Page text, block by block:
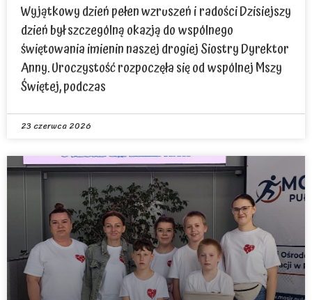
Wyjątkowy dzień pełen wzruszeń i radości Dzisiejszy
dzień był szczególną okazją do wspólnego
świętowania imienin naszej drogiej Siostry Dyrektor
Anny. Uroczystość rozpoczęła się od wspólnej Mszy
Świętej, podczas
23 czerwca 2026